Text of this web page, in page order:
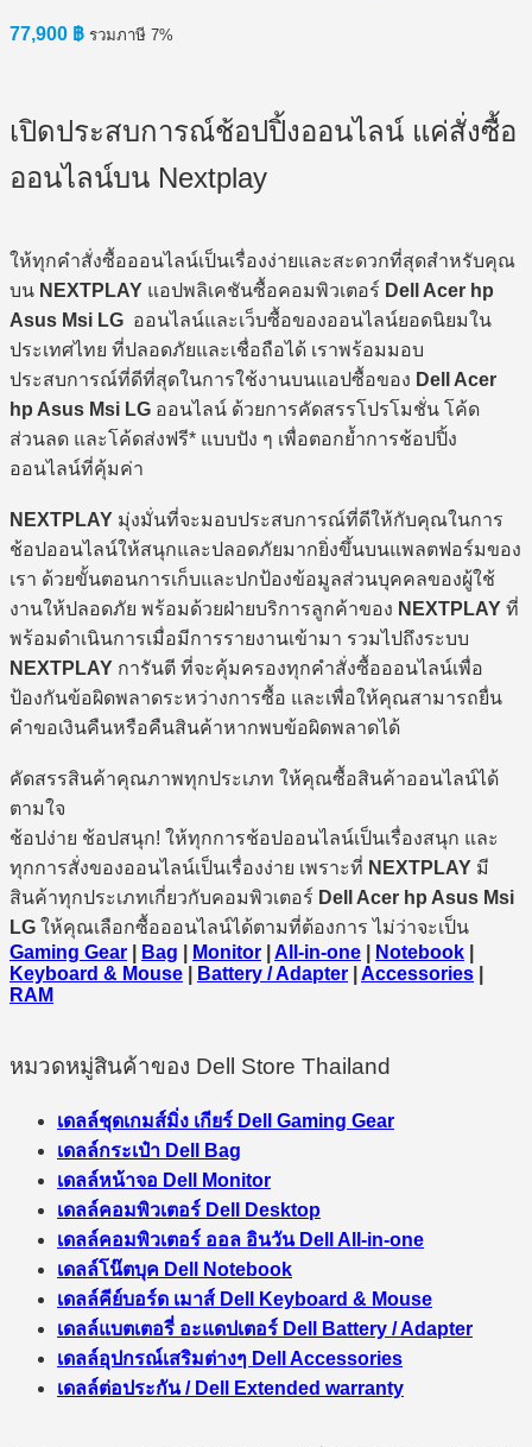
77,900 ฿ รวมภาษี 7%
เปิดประสบการณ์ช้อปปิ้งออนไลน์ แค่สั่งซื้อ
ออนไลน์บน Nextplay
ให้ทุกคำสั่งซื้อออนไลน์เป็นเรื่องง่ายและสะดวกที่สุดสำหรับคุณ
บน NEXTPLAY แอปพลิเคชันซื้อคอมพิวเตอร์ Dell Acer hp
Asus Msi LG ออนไลน์และเว็บซื้อของออนไลน์ยอดนิยมใน
ประเทศไทย ที่ปลอดภัยและเชื่อถือได้ เราพร้อมมอบ
ประสบการณ์ที่ดีที่สุดในการใช้งานบนแอปซื้อของ Dell Acer
hp Asus Msi LG ออนไลน์ ด้วยการคัดสรรโปรโมชั่น โค้ด
ส่วนลด และโค้ดส่งฟรี* แบบปัง ๆ เพื่อตอกย้ำการช้อปปิ้ง
ออนไลน์ที่คุ้มค่า
NEXTPLAY มุ่งมั่นที่จะมอบประสบการณ์ที่ดีให้กับคุณในการ
ช้อปออนไลน์ให้สนุกและปลอดภัยมากยิ่งขึ้นบนแพลตฟอร์มของ
เรา ด้วยขั้นตอนการเก็บและปกป้องข้อมูลส่วนบุคคลของผู้ใช้
งานให้ปลอดภัย พร้อมด้วยฝ่ายบริการลูกค้าของ NEXTPLAY ที่
พร้อมดำเนินการเมื่อมีการรายงานเข้ามา รวมไปถึงระบบ
NEXTPLAY การันตี ที่จะคุ้มครองทุกคำสั่งซื้อออนไลน์เพื่อ
ป้องกันข้อผิดพลาดระหว่างการซื้อ และเพื่อให้คุณสามารถยื่น
คำขอเงินคืนหรือคืนสินค้าหากพบข้อผิดพลาดได้
คัดสรรสินค้าคุณภาพทุกประเภท ให้คุณซื้อสินค้าออนไลน์ได้
ตามใจ
ช้อปง่าย ช้อปสนุก! ให้ทุกการช้อปออนไลน์เป็นเรื่องสนุก และ
ทุกการสั่งของออนไลน์เป็นเรื่องง่าย เพราะที่ NEXTPLAY มี
สินค้าทุกประเภทเกี่ยวกับคอมพิวเตอร์ Dell Acer hp Asus Msi
LG ให้คุณเลือกซื้อออนไลน์ได้ตามที่ต้องการ ไม่ว่าจะเป็น
Gaming Gear
Bag Monitor All-in-one Notebook
Keyboard & Mouse
Battery / Adapter Accessories
RAM
หมวดหมู่สินค้าของ Dell Store Thailand
เดลล์ชุดเกมส์มิ่ง เกียร์ Dell Gaming Gear
เดลล์กระเป๋า Dell Bag
เดลล์หน้าจอ Dell Monitor
เดลล์คอมพิวเตอร์ Dell Desktop
เดลล์คอมพิวเตอร์ ออล อินวัน Dell All-in-one
เดลล์โน๊ตบุค Dell Notebook
เดลล์คีย์บอร์ด เมาส์ Dell Keyboard & Mouse
เดลล์แบตเตอรี่ อะแดปเตอร์ Dell Battery / Adapter
เดลล์อุปกรณ์เสริมต่างๆ Dell Accessories
เดลล์ต่อประกัน / Dell Extended warranty